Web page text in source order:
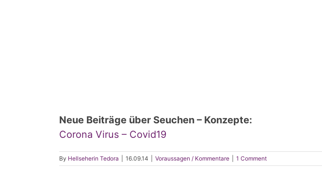
Neue Beiträge über Seuchen – Konzepte:
Corona Virus – Covid19
By Hellseherin Tedora 16.09.14 Voraussagen / Kommentare 1 Comment